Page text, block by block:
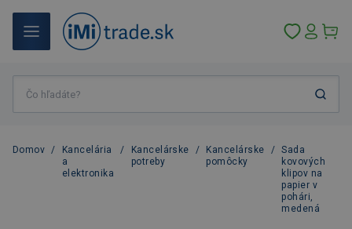
Domov /
Kancelária
a
elektronika
/
Kancelárske
potreby
/
Kancelárske
pomôcky
/ Sada
kovových
klipov na
papier v
pohári,
medená